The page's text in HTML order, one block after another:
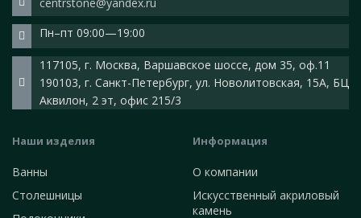
Пн–пт 09:00—19:00
117105, г. Москва, Варшавское шоссе, дом 35, оф.11
190103, г. Санкт-Петербург, ул. Новолитовская, 15А, БЦ
Аквилон, 2 эт, офис 215/3
Наши изделия
Ванны
Столешницы
Информация
О компании
Искусственный акриловый
камень